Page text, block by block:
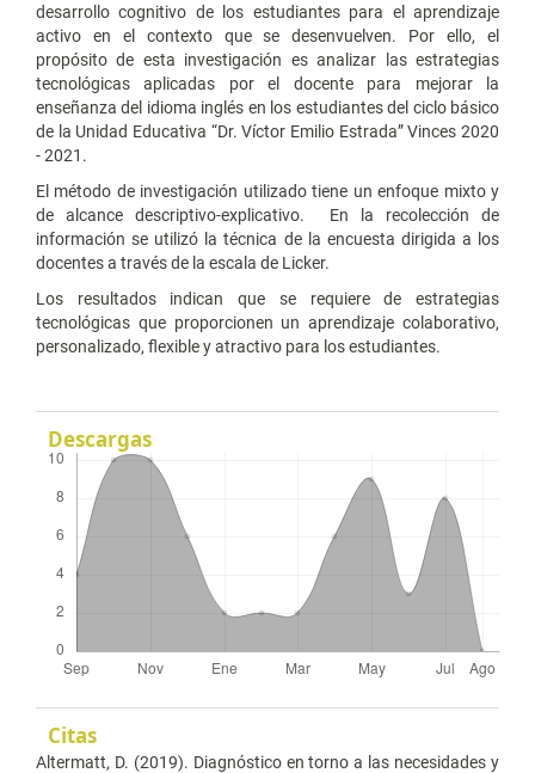
desarrollo cognitivo de los estudiantes para el aprendizaje
activo en el contexto que se desenvuelven. Por ello, el
propósito de esta investigación es analizar las estrategias
tecnológicas aplicadas por el docente para mejorar la
enseñanza del idioma inglés en los estudiantes del ciclo básico
de la Unidad Educativa “Dr. Víctor Emilio Estrada” Vinces 2020
- 2021.
El método de investigación utilizado tiene un enfoque mixto y
de alcance descriptivo-explicativo. En la recolección de
información se utilizó la técnica de la encuesta dirigida a los
docentes a través de la escala de Licker.
Los resultados indican que se requiere de estrategias
tecnológicas que proporcionen un aprendizaje colaborativo,
personalizado, flexible y atractivo para los estudiantes.
Descargas
Citas
Altermatt, D. (2019). Diagnóstico en torno a las necesidades y